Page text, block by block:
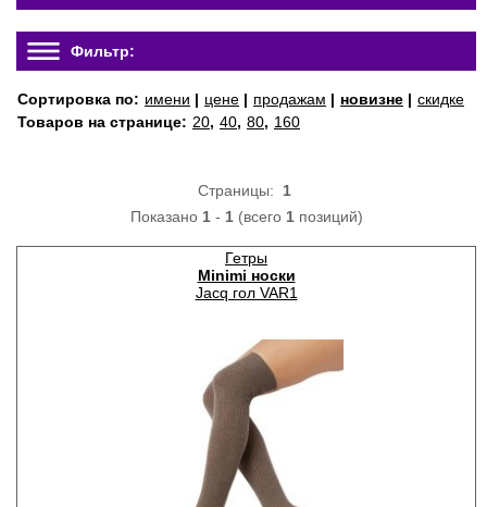
Фильтр:
Сортировка по: имени | цене | продажам | новизне | скидке
Товаров на странице: 20, 40, 80, 160
Страницы: 1
Показано 1- 1(всего 1позиций)
Гетры
Minimi носки
Jacq гол VAR1